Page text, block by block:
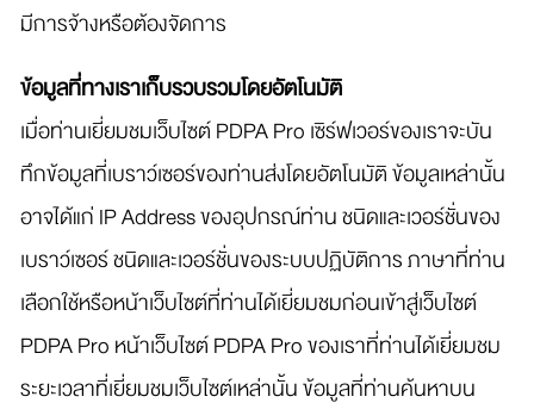
มีการจ้างหรือต้องจัดการ
ข้อมูลที่ทางเราเก็บรวบรวมโดยอัตโนมัติ
เมื่อท่านเยี่ยมชมเว็บไซต์ PDPA Pro เซิร์ฟเวอร์ของเราจะบัน
ทึกข้อมูลที่เบราว์เซอร์ของท่านส่งโดยอัตโนมัติ ข้อมูลเหล่านั้น
อาจได้แก่ IP Address ของอุปกรณ์ท่าน ชนิดและเวอร์ชั่นของ
เบราว์เซอร์ ชนิดและเวอร์ชั่นของระบบปฏิบัติการ ภาษาที่ท่าน
เลือกใช้หรือหน้าเว็บไซต์ที่ท่านได้เยี่ยมชมก่อนเข้าสู่เว็บไซต์
PDPA Pro หน้าเว็บไซต์ PDPA Pro ของเราที่ท่านได้เยี่ยมชม
ระยะเวลาที่เยี่ยมชมเว็บไซต์เหล่านั้น ข้อมูลที่ท่านค้นหาบน